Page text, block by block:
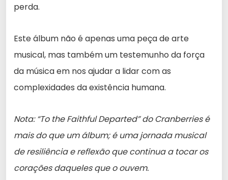
perda.
Este álbum não é apenas uma peça de arte
musical, mas também um testemunho da força
da música em nos ajudar a lidar com as
complexidades da existência humana.
Nota: “To the Faithful Departed” do Cranberries é
mais do que um álbum; é uma jornada musical
de resiliência e reflexão que continua a tocar os
corações daqueles que o ouvem.